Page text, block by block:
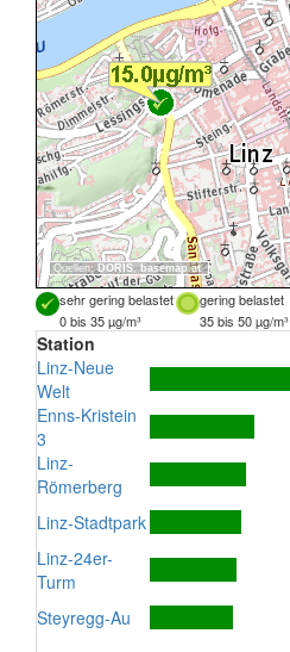
Quellen:DORIS, basemap.at
sehr gering belastet gering belastet
0 bis 35 µg/m³
35 bis 50 µg/m³
Station
Linz-Neue
Welt
Enns-Kristein
3
Linz-
Römerberg
Linz-Stadtpark
Linz-24er-
Turm
Steyregg-Au